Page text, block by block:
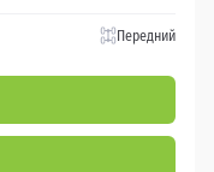
Передний